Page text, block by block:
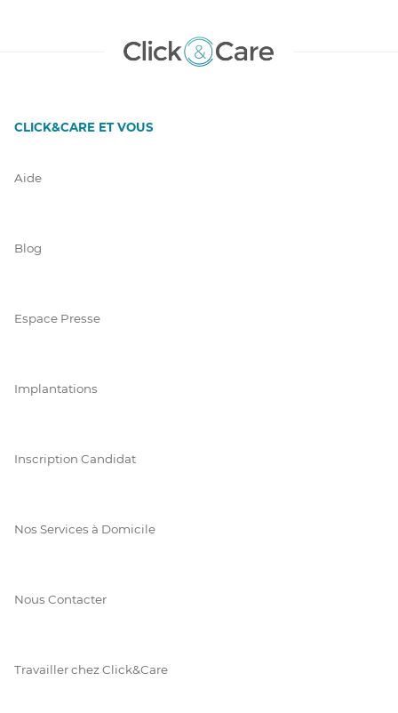
CLICK&CARE ET VOUS
Aide
Blog
Espace Presse
Implantations
Inscription Candidat
Nos Services à Domicile
Nous Contacter
Travailler chez Click&Care